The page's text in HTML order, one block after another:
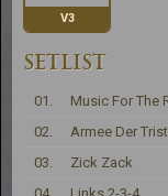
V3
SETLIST
01.
Music For The
02.
Armee Der
03.
Zick Zack